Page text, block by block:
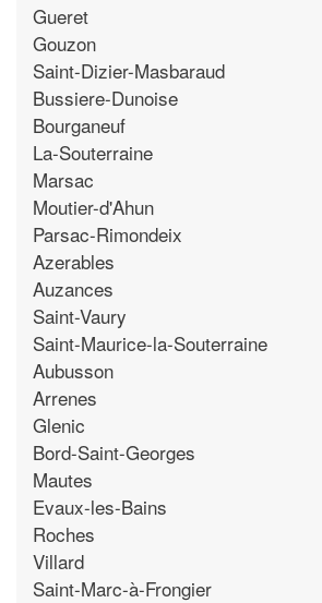
Gueret
Gouzon
Saint-Dizier-Masbaraud
Bussiere-Dunoise
Bourganeuf
La-Souterraine
Marsac
Moutier-d'Ahun
Parsac-Rimondeix
Azerables
Auzances
Saint-Vaury
Saint-Maurice-la-Souterraine
Aubusson
Arrenes
Glenic
Bord-Saint-Georges
Mautes
Evaux-les-Bains
Roches
Villard
Saint-Marc-à-Frongier